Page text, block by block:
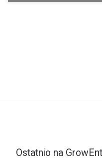
Ostatnio na